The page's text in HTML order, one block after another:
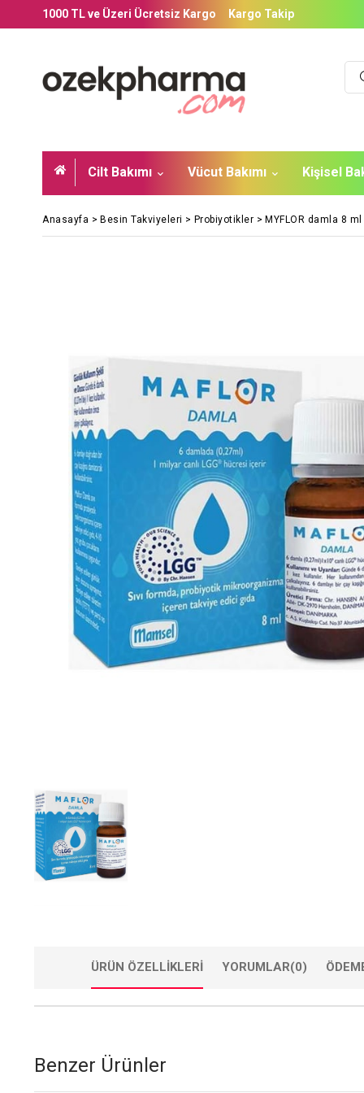
1000 TL ve Üzeri Ücretsiz Kargo Kargo Takip
Cilt Bakımı Vücut Bakımı Kişisel
Anasayfa > Besin Takviyeleri > Probiyotikler > MYFLOR damla 8 ml
ÜRÜN ÖZELLIKLERI YORUMLAR(0)
Benzer Ürünler